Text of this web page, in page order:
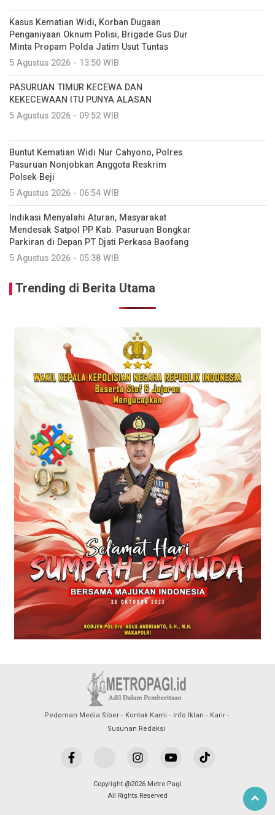
Kasus Kematian Widi, Korban Dugaan
Penganiyaan Oknum Polisi, Brigade Gus Dur
Minta Propam Polda Jatim Usut Tuntas
5 Agustus 2026 - 13:50 WIB
PASURUAN TIMUR KECEWA DAN
KEKECEWAAN ITU PUNYA ALASAN
5 Agustus 2026 - 09:52 WIB
Buntut Kematian Widi Nur Cahyono, Polres
Pasuruan Nonjobkan Anggota Reskrim
Polsek Beji
5 Agustus 2026 - 06:54 WIB
Indikasi Menyalahi Aturan, Masyarakat
Mendesak Satpol PP Kab. Pasuruan Bongkar
Parkiran di Depan PT Djati Perkasa Baofang
5 Agustus 2026 - 05:38 WIB
Trending di Berita Utama
Pedoman Media Siber Kontak Kami Info Iklan
Karir
Susunan Redaksi
Copyright @2026 Metro Pagi
All Rights Reserved